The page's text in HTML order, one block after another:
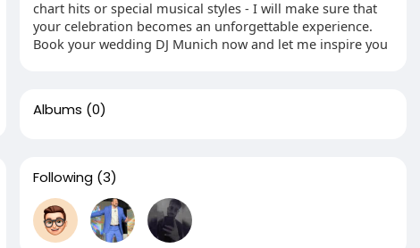
chart hits or special musical styles - I will make sure that
your celebration becomes an unforgettable experience.
Book your wedding DJ Munich now and let me inspire you
Albums (0)
Following (3)